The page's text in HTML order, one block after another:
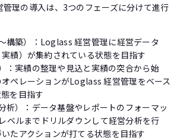
理の導入は、3つのフェーズに分けて進行
構築）：Loglass 経営管理に経営データ
実績）が集約されている状態を目指す
：実績の整理や見込と実績の突合から始
ペレーションがLoglass 経営管理をベース
を目指す
析）：データ基盤やレポートのフォーマッ
ベルまでドリルダウンして経営分析を行
たアクションが打てる状態を目指す